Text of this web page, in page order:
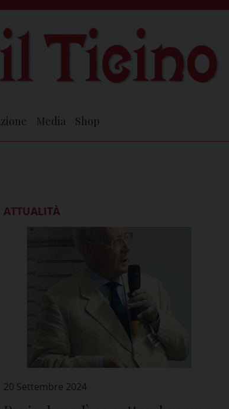
Media Shop
ATTUALITÀ
20 Settembre 2024